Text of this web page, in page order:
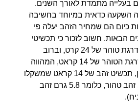
בעלייה מתמדת לאורך השנים.
השקעה כדאית במיוחד בחשיבה
כיום הם שמחיר הזהב יעלה פי
הבאות. חשוב לזכור כי תכשיטי
זהב אינם עשויים בדרגת טוהר של 24 קרט, וברוב
המקרים מדובר בדרגת הטוהר של 14 קראט, המהווה
58% זהב טהור. לכן, תכשיט זהב של 14 קראט שמשקלו
10 גרם, מכיל 58% זהב טהור, כלומר 5.8 גרם זהב